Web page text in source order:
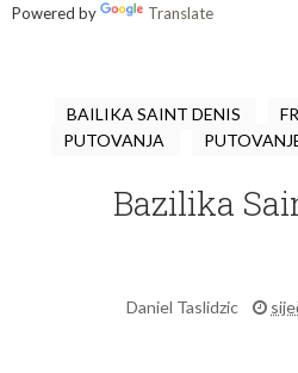
Powered by Translate
BAILIKA SAINT DENIS
PUTOVANJA
Bazilika
Daniel Taslidzic